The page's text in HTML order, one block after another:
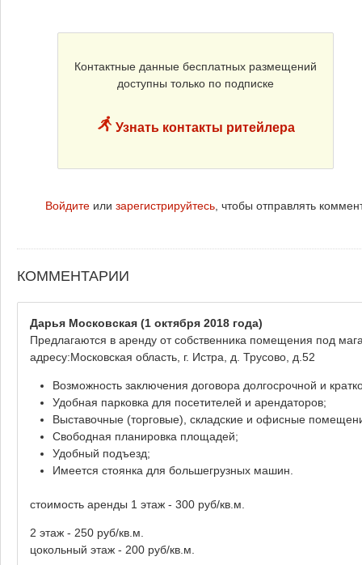
Контактные данные бесплатных размещений
доступны только по подписке
Узнать контакты ритейлера
Войдите или зарегистрируйтесь, чтобы отправлять
КОММЕНТАРИИ
Дарья Московская (1 октября 2018 года)
Предлагаются в аренду от собственника помещения под
адресу:Московская область, г. Истра, д. Трусово, д.52
Возможность заключения договора долгосрочной и
Удобная парковка для посетителей и арендаторов;
Выставочные (торговые), складские и офисные
Свободная планировка площадей;
Удобный подъезд;
Имеется стоянка для большегрузных машин.
стоимость аренды 1 этаж - 300 руб/кв.м.
2 этаж - 250 руб/кв.м.
цокольный этаж - 200 руб/кв.м.